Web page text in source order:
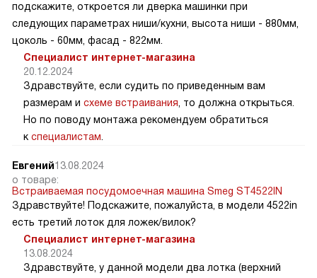
подскажите, откроется ли дверка машинки при
следующих параметрах ниши/кухни, высота ниши - 880мм,
цоколь - 60мм, фасад - 822мм.
Специалист интернет-магазина
20.12.2024
Здравствуйте, если судить по приведенным вам
размерам и схеме встраивания , то должна открыться.
Но по поводу монтажа рекомендуем обратиться
к специалистам
Евгений13.08.2024
о товаре:
Встраиваемая посудомоечная машина Smeg ST4522IN
Здравствуйте! Подскажите, пожалуйста, в модели 4522in
есть третий лоток для ложек/вилок?
Специалист интернет-магазина
13.08.2024
Здравствуйте, у данной модели два лотка (верхний